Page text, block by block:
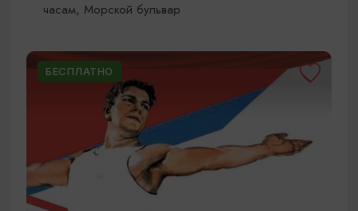
часам, Морской бульвар
БЕСПЛАТНО